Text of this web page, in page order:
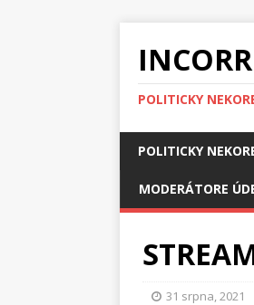
POLITICKY
POLITICKY
MODERÁTORE
31 srpna, 2021